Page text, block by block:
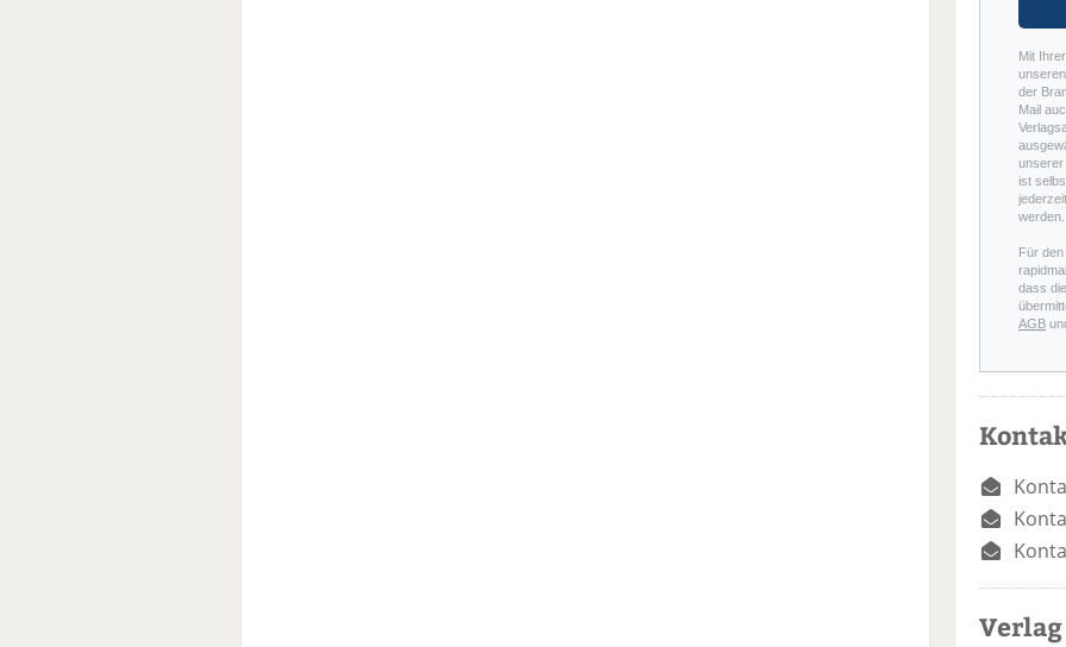
Mit
der
Mail
unserer
ist
werden.
Für
dass
AGB
Verlag